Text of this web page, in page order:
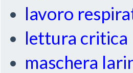
lavoro
lettura critica
maschera